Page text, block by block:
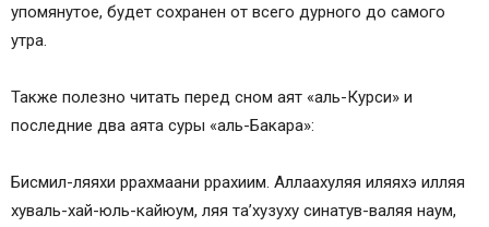
упомянутое, будет сохранен от всего дурного до самого
утра.
Также полезно читать перед сном аят «аль-Курси» и
последние два аята суры «аль-Бакара»:
Бисмил-ляяхи ррахмаани ррахиим. Аллаахуляя иляяхэ илляя
хуваль-хай-юль-кайюум, ляя та’хузуху синатув-валяя наум,